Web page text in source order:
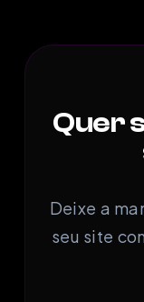
Quer
Deixe a
seu site